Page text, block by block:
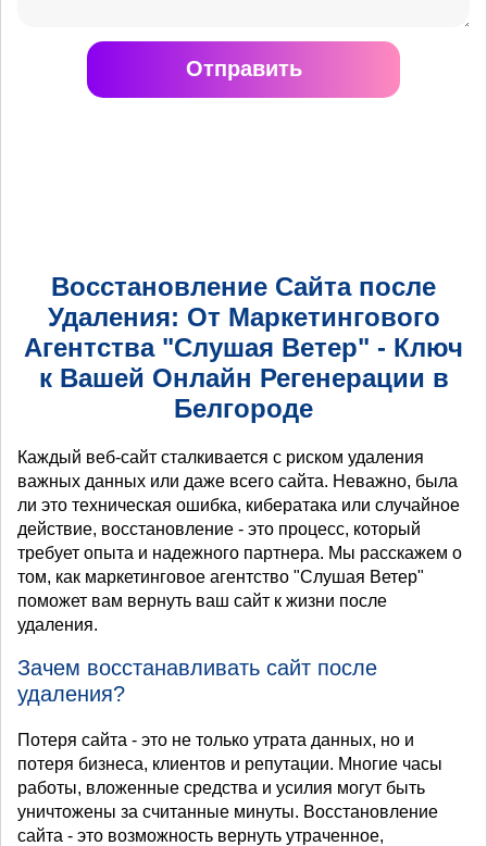
Отправить
Восстановление Сайта после
Удаления: От Маркетингового
Агентства "Слушая Ветер" - Ключ
к Вашей Онлайн Регенерации в
Белгороде
Каждый веб-сайт сталкивается с риском удаления
важных данных или даже всего сайта. Неважно, была
ли это техническая ошибка, кибератака или случайное
действие, восстановление - это процесс, который
требует опыта и надежного партнера. Мы расскажем о
том, как маркетинговое агентство "Слушая Ветер"
поможет вам вернуть ваш сайт к жизни после
удаления.
Зачем восстанавливать сайт после
удаления?
Потеря сайта - это не только утрата данных, но и
потеря бизнеса, клиентов и репутации. Многие часы
работы, вложенные средства и усилия могут быть
уничтожены за считанные минуты. Восстановление
сайта - это возможность вернуть утраченное,